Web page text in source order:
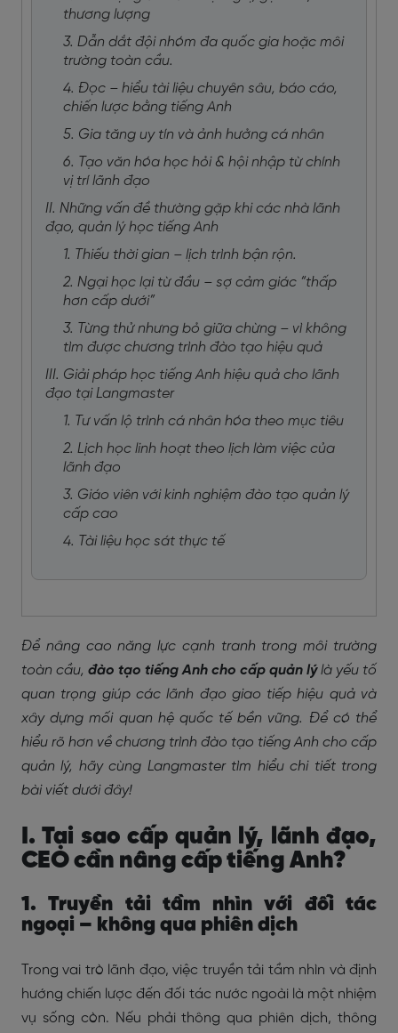
thương lượng
3. Dẫn dắt đội nhóm đa quốc gia hoặc môi
trường toàn cầu.
4. Đọc – hiểu tài liệu chuyên sâu, báo cáo,
chiến lược bằng tiếng Anh
5. Gia tăng uy tín và ảnh hưởng cá nhân
6. Tạo văn hóa học hỏi & hội nhập từ chính
vị trí lãnh đạo
II. Những vấn đề thường gặp khi các nhà lãnh
đạo, quản lý học tiếng Anh
1. Thiếu thời gian – lịch trình bận rộn.
2. Ngại học lại từ đầu – sợ cảm giác “thấp
hơn cấp dưới”
3. Từng thử nhưng bỏ giữa chừng – vì không
tìm được chương trình đào tạo hiệu quả
III. Giải pháp học tiếng Anh hiệu quả cho lãnh
đạo tại Langmaster
1. Tư vấn lộ trình cá nhân hóa theo mục tiêu
2. Lịch học linh hoạt theo lịch làm việc của
lãnh đạo
3. Giáo viên với kinh nghiệm đào tạo quản lý
cấp cao
4. Tài liệu học sát thực tế
Để nâng cao năng lực cạnh tranh trong môi trường
toàn cầu, đào tạo tiếng Anh cho cấp quản lýlà yếu tố
quan trọng giúp các lãnh đạo giao tiếp hiệu quả và
xây dựng mối quan hệ quốc tế bền vững. Để có thể
hiểu rõ hơn về chương trình đào tạo tiếng Anh cho cấp
quản lý, hãy cùng Langmaster tìm hiểu chi tiết trong
bài viết dưới đây!
I. Tại sao cấp quản lý, lãnh đạo,
CEO cần nâng cấp tiếng Anh?
1. Truyền tải tầm nhìn với đối tác
ngoại – không qua phiên dịch
Trong vai trò lãnh đạo, việc truyền tải tầm nhìn và định
hướng chiến lược đến đối tác nước ngoài là một nhiệm
vụ sống còn. Nếu phải thông qua phiên dịch, thông